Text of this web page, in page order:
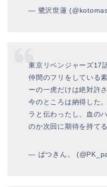
— 鷺沢世蓮
東京リベンジャーズ17
仲間のフリをしている
ーの一虎だけは絶対許
今のところは納得した
ラと伝わったし、血の
のか次回に期待を持て
— ぱつきん。